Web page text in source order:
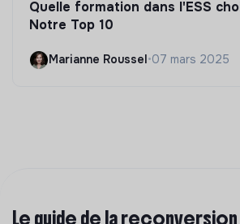
Quelle formation dans l'ESS
Notre Top 10
Marianne Roussel•07 mars 2025
Le guide de la reconversion